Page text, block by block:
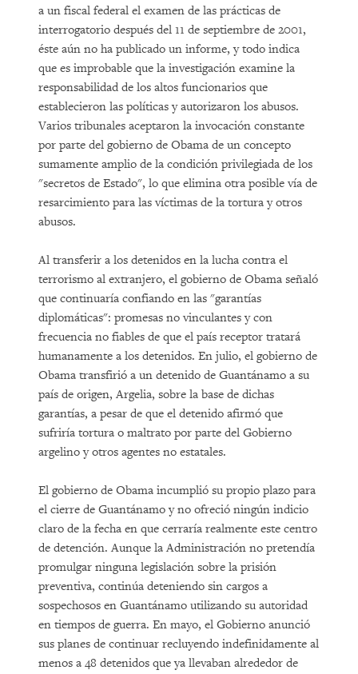
a un fiscal federal el examen de las prácticas de
interrogatorio después del 11 de septiembre de 2001,
éste aún no ha publicado un informe, y todo indica
que es improbable que la investigación examine la
responsabilidad de los altos funcionarios que
establecieron las políticas y autorizaron los abusos.
Varios tribunales aceptaron la invocación constante
por parte del gobierno de Obama de un concepto
sumamente amplio de la condición privilegiada de los
"secretos de Estado", lo que elimina otra posible vía de
resarcimiento para las víctimas de la tortura y otros
abusos.
Al transferir a los detenidos en la lucha contra el
terrorismo al extranjero, el gobierno de Obama señaló
que continuaría confiando en las "garantías
diplomáticas": promesas no vinculantes y con
frecuencia no fiables de que el país receptor tratará
humanamente a los detenidos. En julio, el gobierno de
Obama transfirió a un detenido de Guantánamo a su
país de origen, Argelia, sobre la base de dichas
garantías, a pesar de que el detenido afirmó que
sufriría tortura o maltrato por parte del Gobierno
argelino y otros agentes no estatales.
El gobierno de Obama incumplió su propio plazo para
el cierre de Guantánamo y no ofreció ningún indicio
claro de la fecha en que cerraría realmente este centro
de detención. Aunque la Administración no pretendía
promulgar ninguna legislación sobre la prisión
preventiva, continúa deteniendo sin cargos a
sospechosos en Guantánamo utilizando su autoridad
en tiempos de guerra. En mayo, el Gobierno anunció
sus planes de continuar recluyendo indefinidamente al
menos a 48 detenidos que ya llevaban alrededor de